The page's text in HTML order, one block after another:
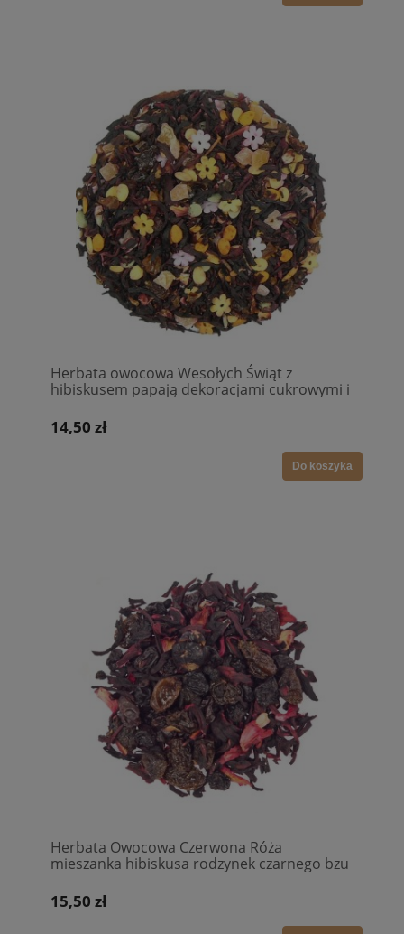
Herbata owocowa Wesołych Świąt z
hibiskusem papają dekoracjami cukrowymi i
14,50 zł
Do koszyka
Herbata Owocowa Czerwona Róża
mieszanka hibiskusa rodzynek czarnego bzu
15,50 zł